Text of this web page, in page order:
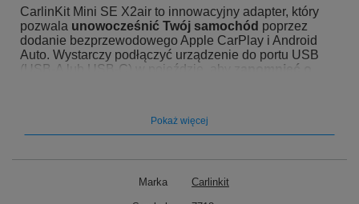
CarlinKit Mini SE X2air to innowacyjny adapter, który
pozwala unowocześnić Twój samochód poprzez
dodanie bezprzewodowego Apple CarPlay i Android
Auto. Wystarczy podłączyć urządzenie do portu USB
(USB-A lub USB-C) w pojeździe, aby z
apomnieć o
nowoczesną wygodę i ciesz się pełnią możliwości
Pokaż więcej
Marka Carlinkit